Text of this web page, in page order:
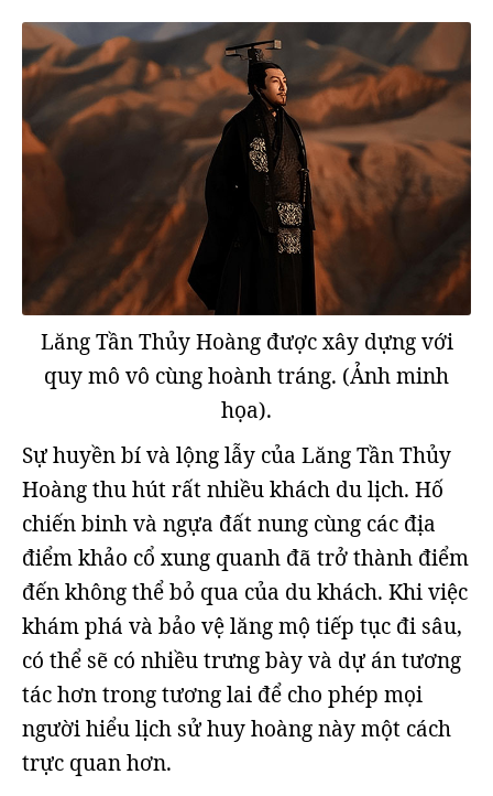
Lăng Tần Thủy Hoàng được xây dựng với
quy mô vô cùng hoành tráng. (Ảnh minh
họa).
Sự huyền bí và lộng lẫy của Lăng Tần Thủy
Hoàng thu hút rất nhiều khách du lịch. Hố
chiến binh và ngựa đất nung cùng các địa
điểm khảo cổ xung quanh đã trở thành điểm
đến không thể bỏ qua của du khách. Khi việc
khám phá và bảo vệ lăng mộ tiếp tục đi sâu,
có thể sẽ có nhiều trưng bày và dự án tương
tác hơn trong tương lai để cho phép mọi
người hiểu lịch sử huy hoàng này một cách
trực quan hơn.